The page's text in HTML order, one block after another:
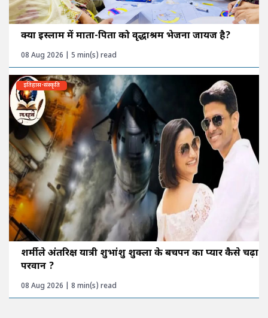
क्या इस्लाम में माता-पिता को वृद्धाश्रम भेजना जायज है?
08 Aug 2026 | 5 min(s) read
इतिहास-संस्कृति
शर्मीले अंतरिक्ष यात्री शुभांशु शुक्ला के बचपन का प्यार कैसे चढ़ा
परवान ?
08 Aug 2026 | 8 min(s) read